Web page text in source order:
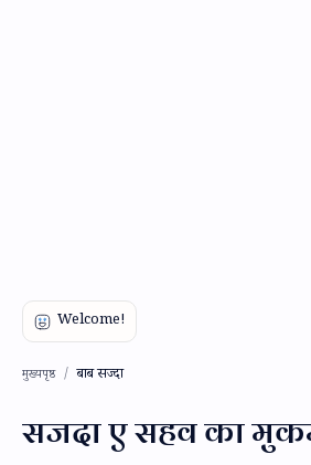
मुख्यपृष्ठ बाब सज्दा
सजदा ए सहव का